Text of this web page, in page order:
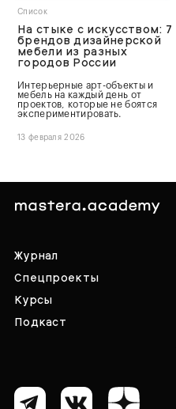
Список
На стыке с искусством: 7
брендов дизайнерской
мебели из разных
городов России
Интерьерные арт-объекты и
мебель на каждый день от
проектов, которые не боятся
экспериментировать.
13 февраля 2026
Журнал
Спецпроекты
Курсы
Подкаст